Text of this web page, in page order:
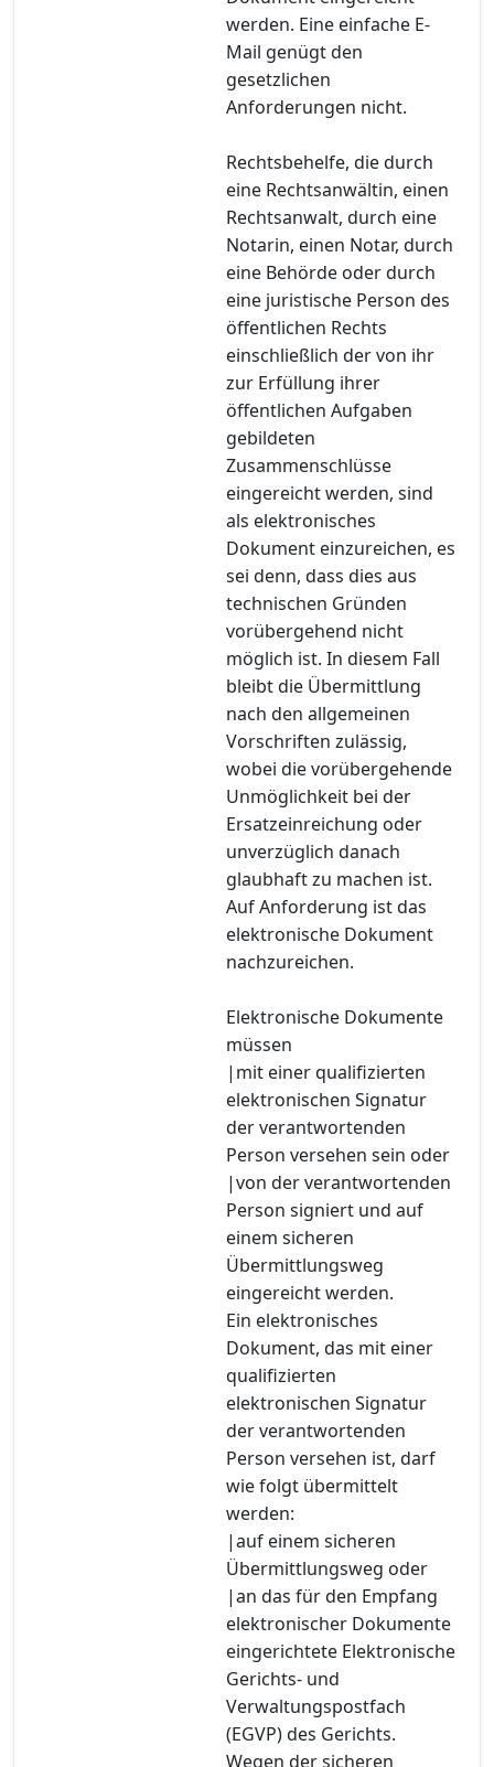
werden. Eine einfache E-
Mail genügt den
gesetzlichen
Anforderungen nicht.
Rechtsbehelfe, die durch
eine Rechtsanwältin, einen
Rechtsanwalt, durch eine
Notarin, einen Notar, durch
eine Behörde oder durch
eine juristische Person des
öffentlichen Rechts
einschließlich der von ihr
zur Erfüllung ihrer
öffentlichen Aufgaben
gebildeten
Zusammenschlüsse
eingereicht werden, sind
als elektronisches
Dokument einzureichen, es
sei denn, dass dies aus
technischen Gründen
vorübergehend nicht
möglich ist. In diesem Fall
bleibt die Übermittlung
nach den allgemeinen
Vorschriften zulässig,
wobei die vorübergehende
Unmöglichkeit bei der
Ersatzeinreichung oder
unverzüglich danach
glaubhaft zu machen ist.
Auf Anforderung ist das
elektronische Dokument
nachzureichen.
Elektronische Dokumente
müssen
|mit einer qualifizierten
elektronischen Signatur
der verantwortenden
Person versehen sein oder
|von der verantwortenden
Person signiert und auf
einem sicheren
Übermittlungsweg
eingereicht werden.
Ein elektronisches
Dokument, das mit einer
qualifizierten
elektronischen Signatur
der verantwortenden
Person versehen ist, darf
wie folgt übermittelt
werden:
|auf einem sicheren
Übermittlungsweg oder
|an das für den Empfang
elektronischer Dokumente
eingerichtete Elektronische
Gerichts- und
Verwaltungspostfach
(EGVP) des Gerichts.
Wegen der sicheren